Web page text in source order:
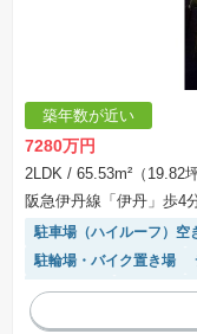
築年数が近い
7280万円
2LDK / 65.53m²（19.82
阪急伊丹線「伊丹」歩4
駐車場（ハイルーフ）空
駐輪場・バイク置き場
浴室乾燥機
ペット相談
宅配ボックス